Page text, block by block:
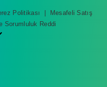
Politikası | Mesafeli Satış
Sorumluluk Reddi